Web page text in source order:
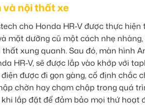
và nội thất xe
cho Honda HR-V được thực
mặt dưỡng cũ một cách nhẹ
xung quanh. Sau đó, màn hình
HR-V, sẽ được lắp vào khớp với
được đi gọn gàng, cố định chắc
chờn hay chạm chập trong quá
lắp đặt để đảm bảo mọi thứ hoạt